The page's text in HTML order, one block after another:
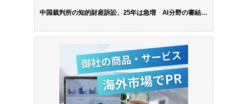
中国裁判所の知的財産訴訟、25年は急増 AI分野の審結件